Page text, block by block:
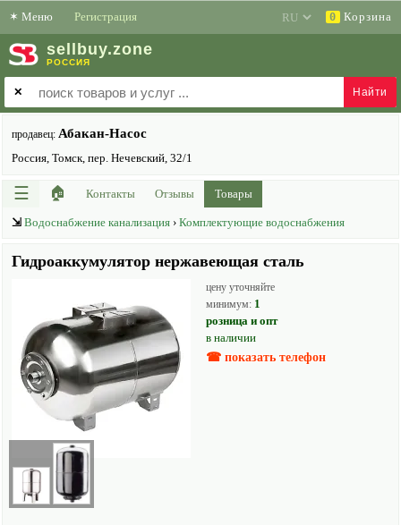
✶ Меню Регистрация 0 Корзина
sell buy.zone
РОССИЯ
✕
продавец: Абакан-Насос
Россия, Томск, пер. Нечевский, 32/1
☰ 🏠 Контакты Отзывы Товары
⇲ Водоснабжение канализация › Комплектующие водоснабжения
Гидроаккумулятор нержавеющая сталь
цену уточняйте
минимум: 1
розница и опт
в наличии
☎ показать телефон